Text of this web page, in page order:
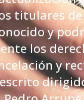
titulares
y
los
y